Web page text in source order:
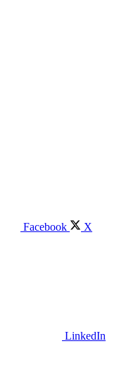
Facebook X
LinkedIn